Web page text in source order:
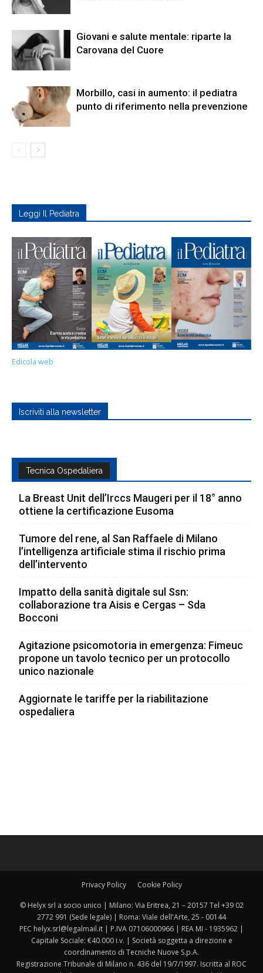
Giovani e salute mentale: riparte la
Carovana del Cuore
Morbillo, casi in aumento: il pediatra
punto di riferimento nella prevenzione
Leggi Il Pediatra
Edicola web
Iscriviti alla newsletter
Tecnica Ospedaliera
La Breast Unit dell’Irccs Maugeri per il 18° anno
ottiene la certificazione Eusoma
Tumore del rene, al San Raffaele di Milano
l’intelligenza artificiale stima il rischio prima
dell’intervento
Impatto della sanità digitale sul Ssn:
collaborazione tra Aisis e Cergas – Sda
Bocconi
Agitazione psicomotoria in emergenza: Fimeuc
propone un tavolo tecnico per un protocollo
unico nazionale
Aggiornate le tariffe per la riabilitazione
ospedaliera
Privacy Policy Cookie Policy
© Helyx srl a socio unico | Milano: Via Eritrea, 21 – 20157 Tel +39 02
2772 991 (Sede legale) | Roma: Viale dell'Arte, 25 - 00144
PEC helyx.srl@legalmail.it | P.IVA 07106000966 | REA MI - 1935962 |
Capitale Sociale: €40.000 i.v. | Società soggetta a direzione e
coordinamento di Tecniche Nuove S.p.A.
Registrazione Tribunale di Milano n. 436 del 19/7/1997. Iscritta al ROC